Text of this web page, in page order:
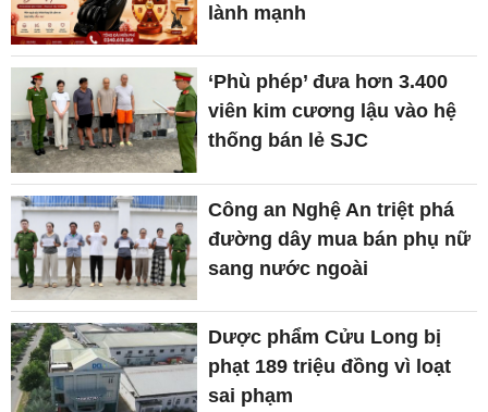
lành mạnh
‘Phù phép’ đưa hơn 3.400
viên kim cương lậu vào hệ
thống bán lẻ SJC
Công an Nghệ An triệt phá
đường dây mua bán phụ nữ
sang nước ngoài
Dược phẩm Cửu Long bị
phạt 189 triệu đồng vì loạt
sai phạm